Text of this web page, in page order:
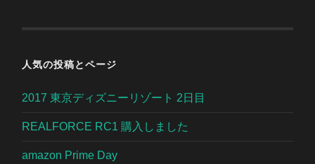
人気の投稿とページ
2017 東京ディズニーリゾート 2日目
REALFORCE RC1 購入しました
amazon Prime Day